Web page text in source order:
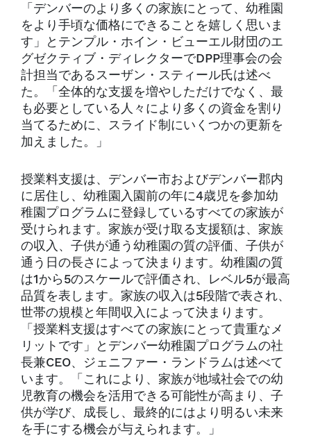
「デンバーのより多くの家族にとって、幼稚園
をより手頃な価格にできることを嬉しく思いま
す」とテンプル・ホイン・ビューエル財団のエ
グゼクティブ・ディレクターでDPP理事会の会
計担当であるスーザン・スティール氏は述べ
た。「全体的な支援を増やしただけでなく、最
も必要としている人々により多くの資金を割り
当てるために、スライド制にいくつかの更新を
加えました。」
授業料支援は、デンバー市およびデンバー郡内
に居住し、幼稚園入園前の年に4歳児を参加幼
稚園プログラムに登録しているすべての家族が
受けられます。家族が受け取る支援額は、家族
の収入、子供が通う幼稚園の質の評価、子供が
通う日の長さによって決まります。幼稚園の質
は1から5のスケールで評価され、レベル5が最高
品質を表します。家族の収入は5段階で表され、
世帯の規模と年間収入によって決まります。
「授業料支援はすべての家族にとって貴重なメ
リットです」とデンバー幼稚園プログラムの社
長兼CEO、ジェニファー・ランドラムは述べて
います。「これにより、家族が地域社会での幼
児教育の機会を活用できる可能性が高まり、子
供が学び、成長し、最終的にはより明るい未来
を手にする機会が与えられます。」